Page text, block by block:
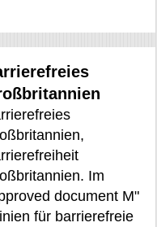
Im
document M"
für barrierefreie